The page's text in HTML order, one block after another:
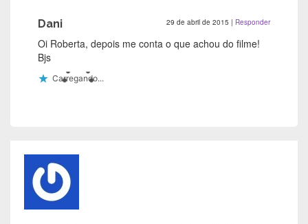
Dani 29 de abril de 2015 | Responder
Oi Roberta, depois me conta o que achou do filme!
Bjs
Carregando...